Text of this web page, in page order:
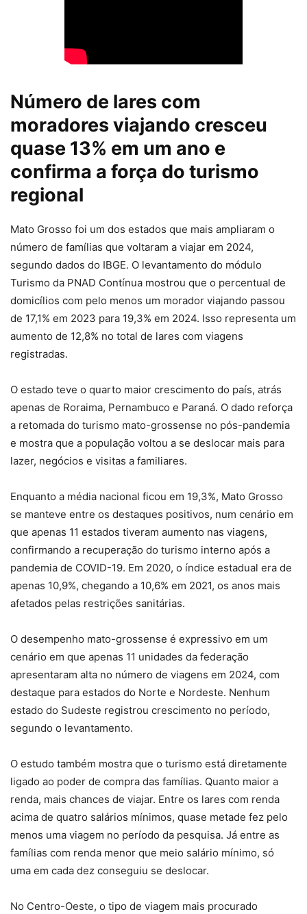
Número de lares com
moradores viajando cresceu
quase 13% em um ano e
confirma a força do turismo
regional
Mato Grosso foi um dos estados que mais ampliaram o
número de famílias que voltaram a viajar em 2024,
segundo dados do IBGE. O levantamento do módulo
Turismo da PNAD Contínua mostrou que o percentual de
domicílios com pelo menos um morador viajando passou
de 17,1% em 2023 para 19,3% em 2024. Isso representa um
aumento de 12,8% no total de lares com viagens
registradas.
O estado teve o quarto maior crescimento do país, atrás
apenas de Roraima, Pernambuco e Paraná. O dado reforça
a retomada do turismo mato-grossense no pós-pandemia
e mostra que a população voltou a se deslocar mais para
lazer, negócios e visitas a familiares.
Enquanto a média nacional ficou em 19,3%, Mato Grosso
se manteve entre os destaques positivos, num cenário em
que apenas 11 estados tiveram aumento nas viagens,
confirmando a recuperação do turismo interno após a
pandemia de COVID-19. Em 2020, o índice estadual era de
apenas 10,9%, chegando a 10,6% em 2021, os anos mais
afetados pelas restrições sanitárias.
O desempenho mato-grossense é expressivo em um
cenário em que apenas 11 unidades da federação
apresentaram alta no número de viagens em 2024, com
destaque para estados do Norte e Nordeste. Nenhum
estado do Sudeste registrou crescimento no período,
segundo o levantamento.
O estudo também mostra que o turismo está diretamente
ligado ao poder de compra das famílias. Quanto maior a
renda, mais chances de viajar. Entre os lares com renda
acima de quatro salários mínimos, quase metade fez pelo
menos uma viagem no período da pesquisa. Já entre as
famílias com renda menor que meio salário mínimo, só
uma em cada dez conseguiu se deslocar.
No Centro-Oeste, o tipo de viagem mais procurado